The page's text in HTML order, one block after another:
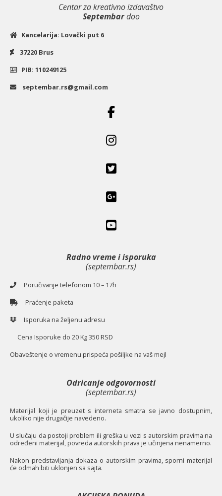
Centar za kreativno izdavaštvo
Septembardoo
Kancelarija: Lovački put 6
37220 Brus
PIB: 110249125
septembar.rs@gmail.com
Radno vreme i isporuka
(septembar.rs)
Poručivanje telefonom 10 – 17h
Praćenje paketa
Isporuka na željenu adresu
Cena Isporuke do 20 Kg 350 RSD
Obaveštenje o vremenu prispeća pošiljke na vaš mejl
Odricanje odgovornosti
(septembar.rs)
Materijal koji je preuzet s interneta smatra se javno dostupnim,
ukoliko nije drugačije navedeno.
U slučaju da postoji problem ili greška u vezi s autorskim pravima na
određeni materijal, povreda autorskih prava je učinjena nenamerno.
Nakon predstavljanja dokaza o autorskim pravima, sporni materijal
će odmah biti uklonjen sa sajta.